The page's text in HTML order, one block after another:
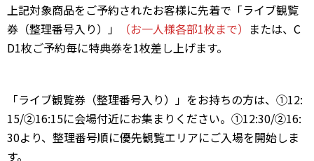
上記対象商品をご予約されたお客様に先着で「ライブ観覧
券（整理番号入り）」
（お一人様各部1枚まで） または、C
D1枚ご予約毎に特典券を1枚差し上げます。
「ライブ観覧券（整理番号入り）」をお持ちの方は、①12:
15/②16:15に会場付近にお集まりください。①12:30/②16:
30より、整理番号順に優先観覧エリアにご入場を開始しま
す。